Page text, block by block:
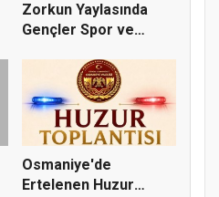
Zorkun Yaylasında
Gençler Spor ve
Osmaniye'de
Ertelenen Huzur